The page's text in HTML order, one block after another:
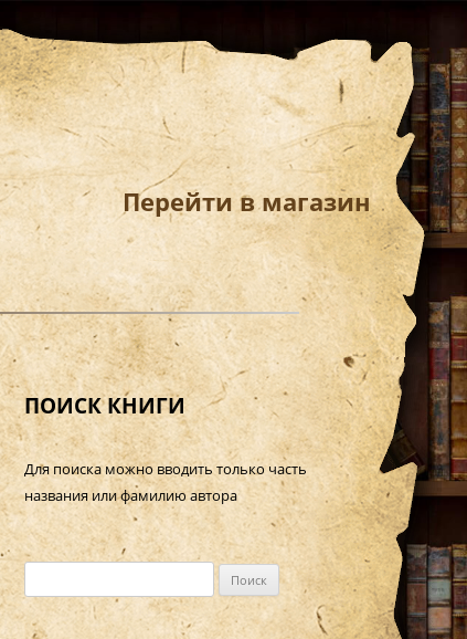
Перейти в магазин
ПОИСК КНИГИ
Для поиска можно вводить только часть
названия или фамилию автора
а
й